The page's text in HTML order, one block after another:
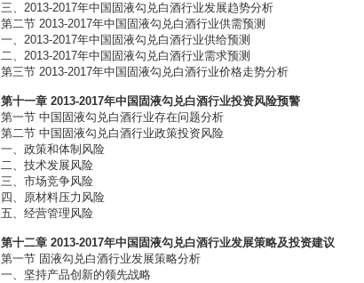
三、2013-2017年中国固液勾兑白酒行业发展趋势分析
第二节 2013-2017年中国固液勾兑白酒行业供需预测
一、2013-2017年中国固液勾兑白酒行业供给预测
二、2013-2017年中国固液勾兑白酒行业需求预测
第三节 2013-2017年中国固液勾兑白酒行业价格走势分析
第十一章 2013-2017年中国固液勾兑白酒行业投资风险预警
第一节 中国固液勾兑白酒行业存在问题分析
第二节 中国固液勾兑白酒行业政策投资风险
一、政策和体制风险
二、技术发展风险
三、市场竞争风险
四、原材料压力风险
五、经营管理风险
第十二章 2013-2017年中国固液勾兑白酒行业发展策略及投资建议
第一节 固液勾兑白酒行业发展策略分析
一、坚持产品创新的领先战略